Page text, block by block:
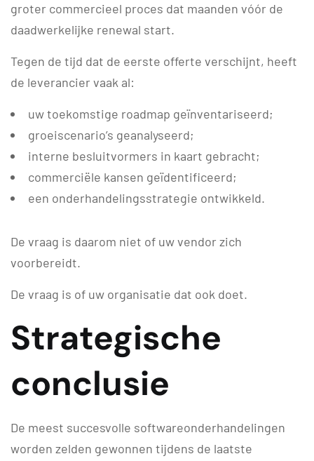
groter commercieel proces dat maanden vóór de
daadwerkelijke renewal start.
Tegen de tijd dat de eerste offerte verschijnt, heeft
de leverancier vaak al:
uw toekomstige roadmap geïnventariseerd;
groeiscenario’s geanalyseerd;
interne besluitvormers in kaart gebracht;
commerciële kansen geïdentificeerd;
een onderhandelingsstrategie ontwikkeld.
De vraag is daarom niet of uw vendor zich
voorbereidt.
De vraag is of uw organisatie dat ook doet.
Strategische
conclusie
De meest succesvolle softwareonderhandelingen
worden zelden gewonnen tijdens de laatste